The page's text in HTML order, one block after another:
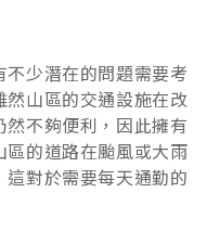
少潛在的問題需要考
山區的交通設施在改
不夠便利，因此擁有
的道路在颱風或大雨
對於需要每天通勤的